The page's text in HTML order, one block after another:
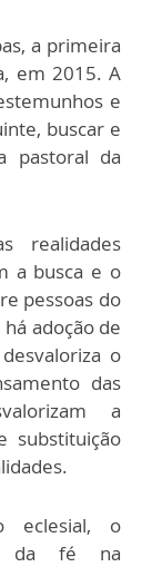
a primeira
em 2015. A
e
buscar e
pastoral da
realidades
a busca e o
pessoas do
adoção de
o
das
a
substituição
eclesial, o
da fé na